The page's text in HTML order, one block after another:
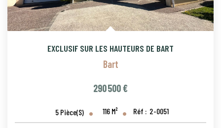
EXCLUSIF SUR LES HAUTEURS DE BART
Bart
290 500 €
5 Pièce(s) 116 M² Réf : 2-0051